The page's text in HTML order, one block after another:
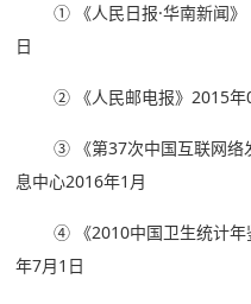
① 《人民日报·华南新闻》
日
② 《人民邮电报》2015年
③ 《第37次中国互联网络发
息中心2016年1月
④ 《2010中国卫生统计年
年7月1日